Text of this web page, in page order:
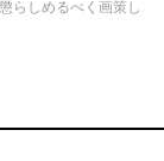
らしめるべく画策し